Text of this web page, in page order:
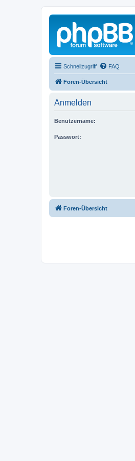
Schnellzugriff FAQ
Foren-Übersicht
Anmelden
Benutzername:
Passwort:
Foren-Übersicht